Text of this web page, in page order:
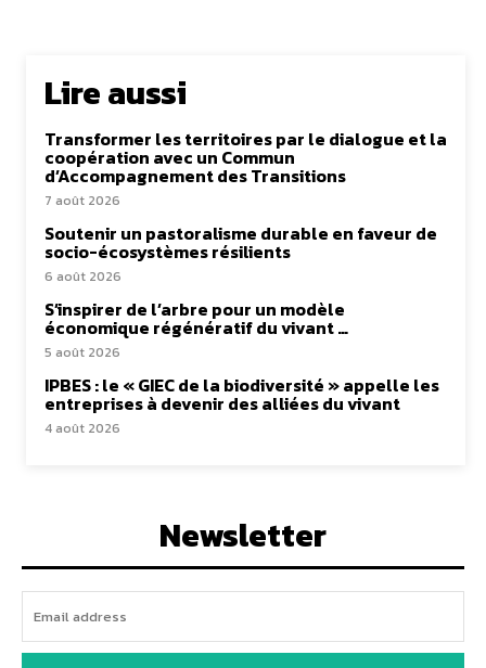
Lire aussi
Transformer les territoires par le dialogue et la
coopération avec un Commun
d’Accompagnement des Transitions
7 août 2026
Soutenir un pastoralisme durable en faveur de
socio-écosystèmes résilients
6 août 2026
S’inspirer de l’arbre pour un modèle
économique régénératif du vivant …
5 août 2026
IPBES : le « GIEC de la biodiversité » appelle les
entreprises à devenir des alliées du vivant
4 août 2026
Newsletter